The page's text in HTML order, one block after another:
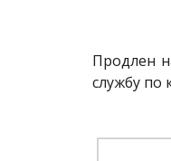
Продлен
службу